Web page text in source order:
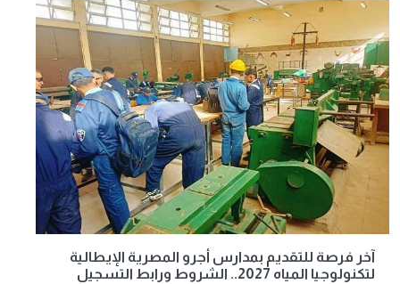
آخر فرصة للتقديم بمدارس أجرو المصرية الإيطالية
لتكنولوجيا المياه 2027.. الشروط ورابط التسجيل